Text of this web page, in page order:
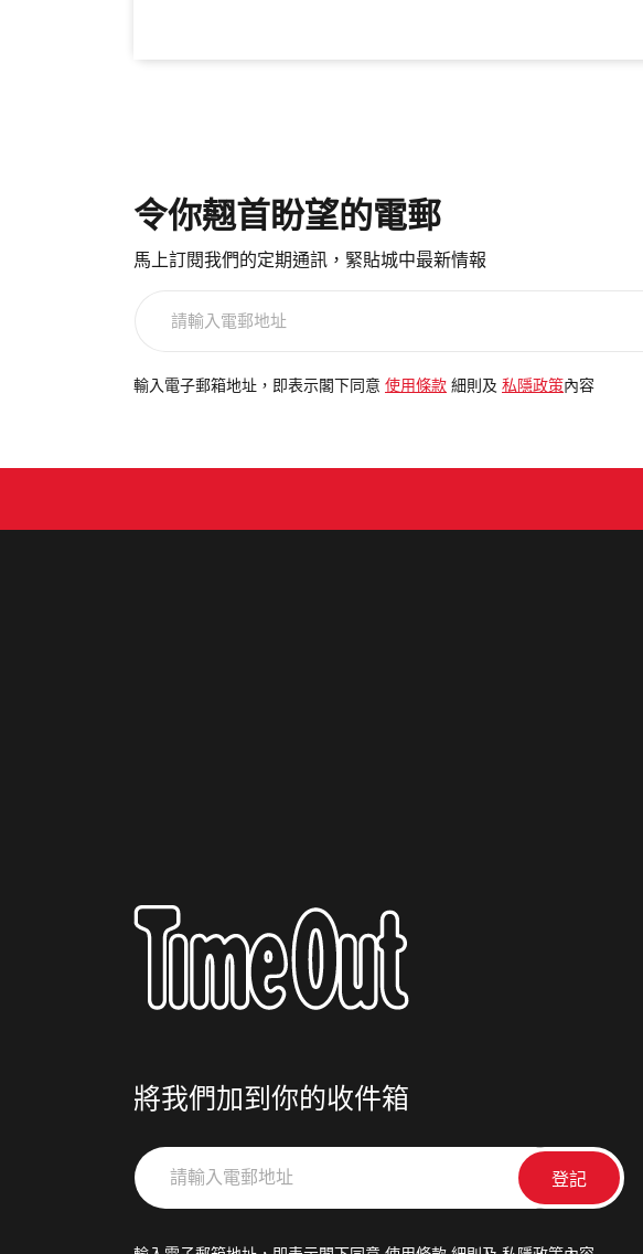
令你翹首盼望的電郵
馬上訂閱我們的定期通訊，緊貼城中最新情報
電
輸入電子郵箱地址，即表示閣下同意 使用條款 細則及 私隱政策 內容
將我們加到你的收件箱
請
輸